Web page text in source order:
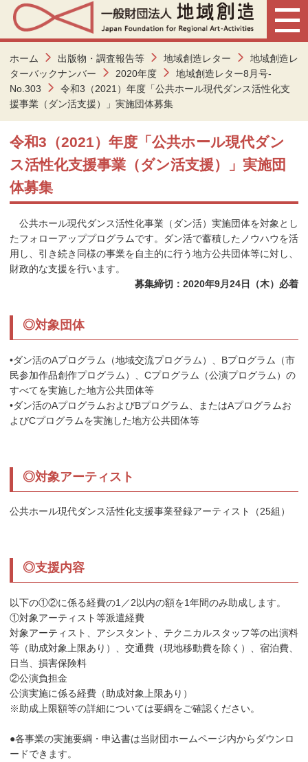
ホーム 出版物・調査報告等 地域創造レター
地域創造レ
ターバックナンバー
2020年度
地域創造レター8月号-
No.303
令和3（2021）年度「公共ホール現代ダンス活性化支
援事業（ダン活支援）」実施団体募集
令和3（2021）年度「公共ホール現代ダン
ス活性化支援事業（ダン活支援）」実施団
体募集
公共ホール現代ダンス活性化事業（ダン活）実施団体を対象とし
たフォローアッププログラムです。ダン活で蓄積したノウハウを活
用し、引き続き同様の事業を自主的に行う地方公共団体等に対し、
財政的な支援を行います。
募集締切：2020年9月24日（木）必着
◎対象団体
•ダン活のAプログラム（地域交流プログラム）、Bプログラム（市
民参加作品創作プログラム）、Cプログラム（公演プログラム）の
すべてを実施した地方公共団体等
•ダン活のAプログラムおよびBプログラム、またはAプログラムお
よびCプログラムを実施した地方公共団体等
◎対象アーティスト
公共ホール現代ダンス活性化支援事業登録アーティスト（25組）
◎支援内容
以下の①②に係る経費の1／2以内の額を1年間のみ助成します。
①対象アーティスト等派遣経費
対象アーティスト、アシスタント、テクニカルスタッフ等の出演料
等（助成対象上限あり）、交通費（現地移動費を除く）、宿泊費、
日当、損害保険料
②公演負担金
公演実施に係る経費（助成対象上限あり）
※助成上限額等の詳細については要綱をご確認ください。
●各事業の実施要綱・申込書は当財団ホームページ内からダウンロ
ードできます。